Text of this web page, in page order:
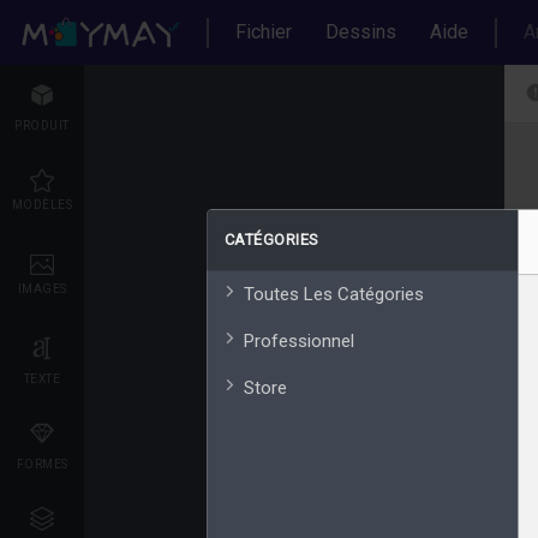
Fichier Dessins Aide
PRODUIT
MODÈLES
IMAGES
TEXTE
FORMES
CATÉGORIES
Toutes Les Catégories
Professionnel
Store